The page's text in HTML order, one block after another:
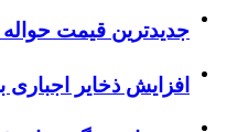
جدیدترین قیمت
افزایش ذخایر